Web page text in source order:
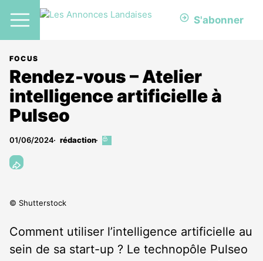
S'abonner
FOCUS
Rendez-vous – Atelier
intelligence artificielle à
Pulseo
01/06/2024 rédaction
Cet
© Shutterstock
Comment utiliser l’intelligence artificielle au
sein de sa start-up ? Le technopôle Pulseo